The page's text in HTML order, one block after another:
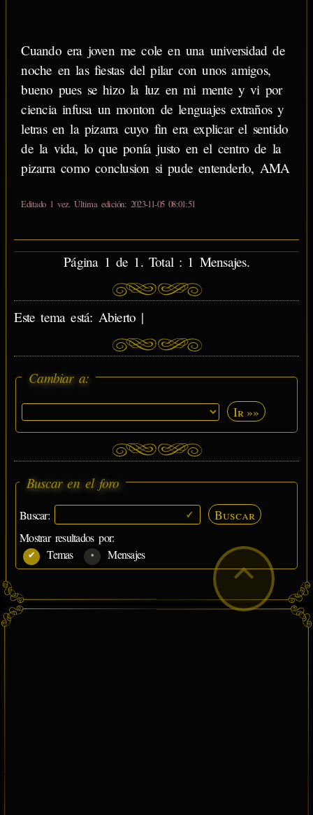
Cuando era joven me cole en una universidad de
noche en las fiestas del pilar con unos amigos,
bueno pues se hizo la luz en mi mente y vi por
ciencia infusa un monton de lenguajes extraños y
letras en la pizarra cuyo fin era explicar el sentido
de la vida, lo que ponía justo en el centro de la
pizarra como conclusion si pude entenderlo, AMA
Editado 1 vez. Última edición: 2023-11-05 08:01:51
Página 1 de 1. Total : 1 Mensajes.
Este tema está: Abierto |
Cambiar a:
Ir »»
Buscar en el foro
Buscar: Buscar
Mostrar resultados por:
Temas
Mensajes